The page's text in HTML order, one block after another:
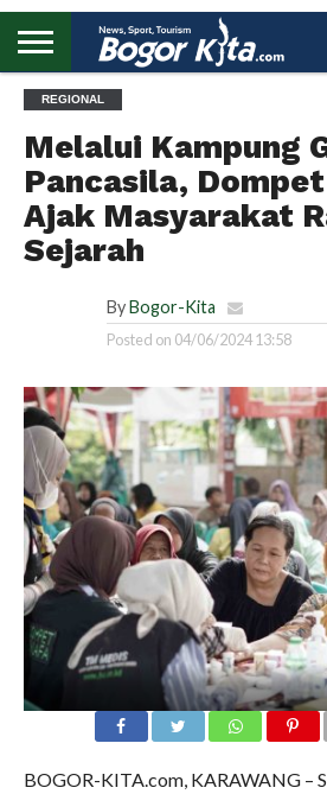
BOGOR
REGIONAL
NASIONAL
PENDIDIKAN
WISATA
OLAHRAGA
LAPORAN
PROFIL
REGIONAL
Melalui Kampung
Pancasila,
Ajak Masyarakat
Sejarah
By Bogor-Kita
Posted on 04/06/2024 13:58
BOGOR-KITA.com, KARAWANG –